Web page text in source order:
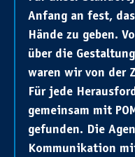
Anfang an fest,
Hände zu geben.
über die
waren wir von der
Für jede
gemeinsam mit
gefunden. Die
Kommunikation